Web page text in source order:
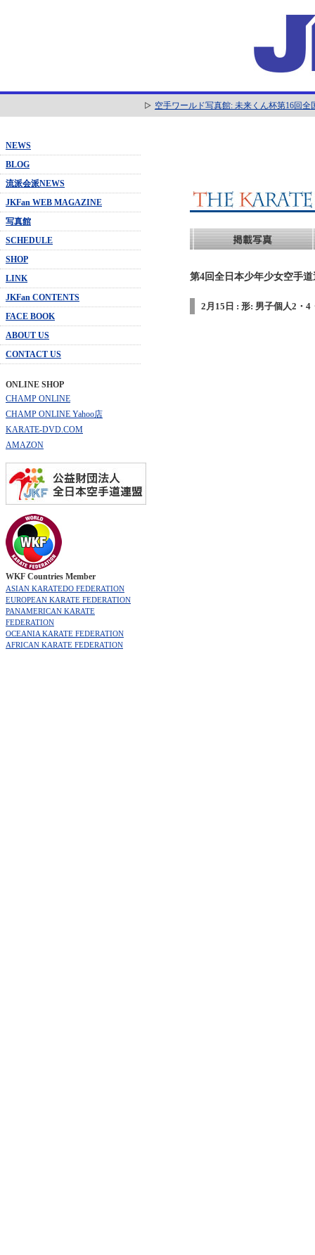
空手ワールド写真館: 未来くん杯第16回
NEWS
BLOG
流派会派NEWS
JKFan WEB MAGAZINE
写真館
SCHEDULE
SHOP
LINK
JKFan CONTENTS
FACE BOOK
ABOUT US
CONTACT US
ONLINE SHOP
CHAMP ONLINE
CHAMP ONLINE Yahoo店
KARATE-DVD.COM
AMAZON
WKF Countries Member
ASIAN KARATEDO FEDERATION
EUROPEAN KARATE FEDERATION
PANAMERICAN KARATE
FEDERATION
OCEANIA KARATE FEDERATION
AFRICAN KARATE FEDERATION
第4回全日本少年少女空手
2月15日 : 形: 男子個人2・